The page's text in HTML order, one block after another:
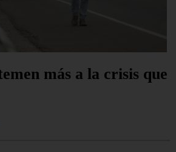
más a la crisis que